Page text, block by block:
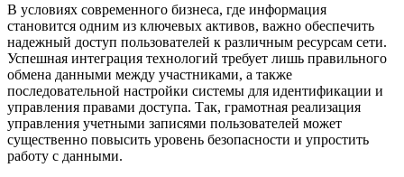
В условиях современного бизнеса, где информация
становится одним из ключевых активов, важно обеспечить
надежный доступ пользователей к различным ресурсам сети.
Успешная интеграция технологий требует лишь правильного
обмена данными между участниками, а также
последовательной настройки системы для идентификации и
управления правами доступа. Так, грамотная реализация
управления учетными записями пользователей может
существенно повысить уровень безопасности и упростить
работу с данными.